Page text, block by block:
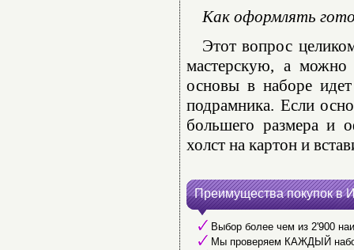
Как оформлять
Этот вопрос
мастерскую, а можно
основы в наборе
подрамника. Если
большего размера и
холст на картон и
Преимущества покупок в
Выбор более чем из 2'900
Мы проверяем КАЖДЫЙ набор